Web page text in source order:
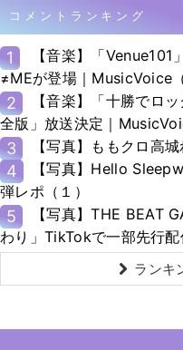
コメントランキング
1
【音楽】「
≠MEが登場｜MusicVoice
2
【音楽】「十勝でロ
全版」放送決定｜
3 【写真】ももクロ高
4
【写真】Hello
弾レポ（１）
5
【写真】THE BEAT
わり」TikTokで一部先行配
ランキ